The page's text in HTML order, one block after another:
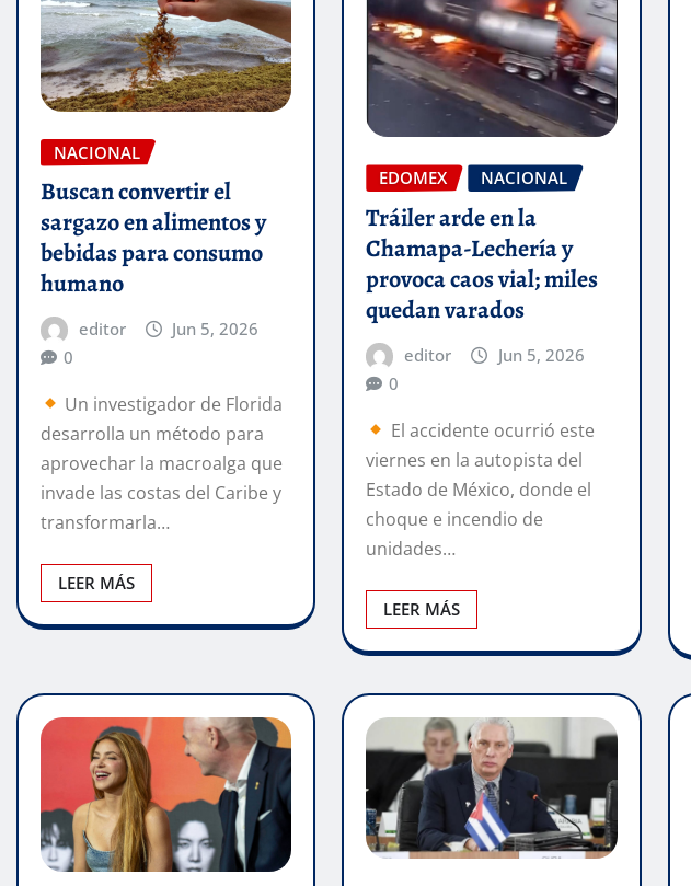
NACIONAL
Buscan convertir el
sargazo en alimentos y
bebidas para consumo
humano
editor
Jun 5, 2026
0
Un investigador de Florida
desarrolla un método para
aprovechar la macroalga que
invade las costas del Caribe y
transformarla…
LEER MÁS
EDOMEX NACIONAL
Tráiler arde en la
Chamapa-Lechería y
provoca caos vial; miles
quedan varados
editor
Jun 5, 2026
0
El accidente ocurrió este
viernes en la autopista del
Estado de México, donde el
choque e incendio de
unidades…
LEER MÁS